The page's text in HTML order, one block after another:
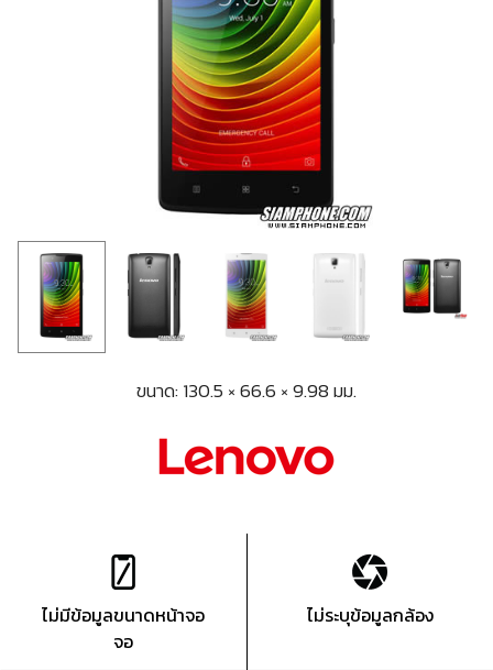
ขนาด: 130.5 × 66.6 × 9.98 มม.
ไม่มีข้อมูลขนาดหน้าจอ
จอ
ไม่ระบุข้อมูลกล้อง